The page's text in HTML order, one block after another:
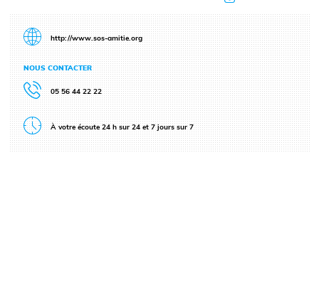
http://www.sos-amitie.org
NOUS CONTACTER
05 56 44 22 22
À votre écoute 24 h sur 24 et 7 jours sur 7